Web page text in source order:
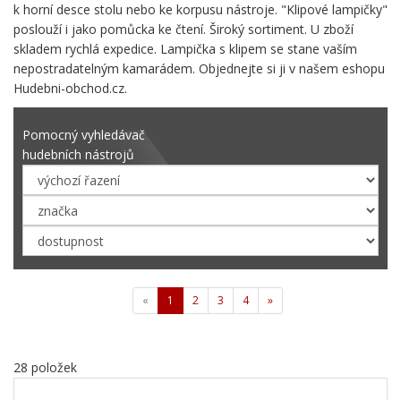
k horní desce stolu nebo ke korpusu nástroje. "Klipové lampičky"
poslouží i jako pomůcka ke čtení. Široký sortiment. U zboží
skladem rychlá expedice. Lampička s klipem se stane vaším
nepostradatelným kamarádem. Objednejte si ji v našem eshopu
Hudebni-obchod.cz.
Pomocný vyhledávač
hudebních nástrojů
« 1 2 3 4 »
28 položek